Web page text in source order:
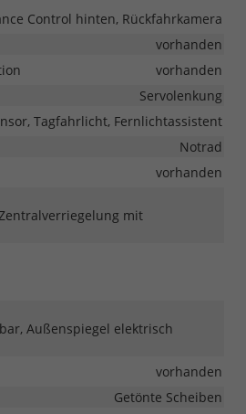
Control hinten, Rückfahrkamera
vorhanden
vorhanden
Servolenkung
Tagfahrlicht, Fernlichtassistent
Notrad
vorhanden
mit
Außenspiegel elektrisch
vorhanden
Getönte Scheiben